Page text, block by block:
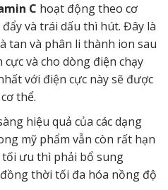
C hoạt động theo cơ
và trái dấu thì hút. Đây là
tan và phân li thành ion sau
và cho dòng điện chạy
với điện cực này sẽ được
thể.
hiệu quả của các dạng
mỹ phẩm vẫn còn rất hạn
ưu thì phải bổ sung
thời tối đa hóa nồng độ